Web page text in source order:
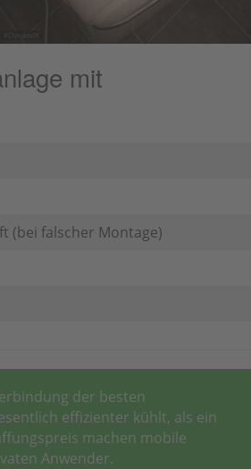
mit
(bei falscher Montage)
der besten
effizienter kühlt, als ein
machen mobile
Anwender.